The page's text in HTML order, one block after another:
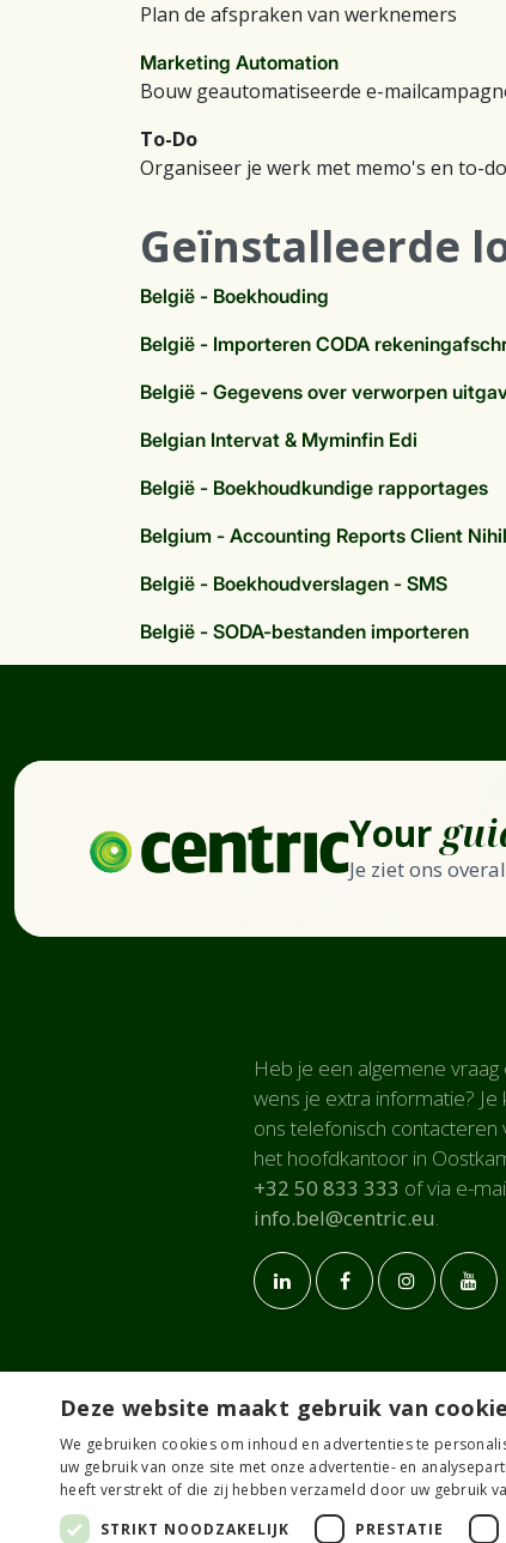
Plan de afspraken van werknemers
Marketing Automation
Bouw geautomatiseerde e-
To-Do
Organiseer je werk met memo's en to-
Geïnstalleerde
België - Boekhouding
België - Importeren CODA
België - Gegevens over verworpen
Belgian Intervat & Myminfin Edi
België - Boekhoudkundige rapportages
Belgium - Accounting Reports Client Nihil
België - Boekhoudverslagen - SMS
België - SODA-bestanden importeren
Your
Je ziet ons
Heb je een algemene vraag
wens je extra informatie? Je
ons telefonisch contacteren
het hoofdkantoor in
+32 50 833 333 of via e-
info.bel@centric.eu.
Deze website maakt gebruik van
We gebruiken cookies om inhoud en advertenties te
uw gebruik van onze site met onze advertentie- en
heeft verstrekt of die zij hebben verzameld door uw gebruik
STRIKT NOODZAKELIJK
PRESTATIE